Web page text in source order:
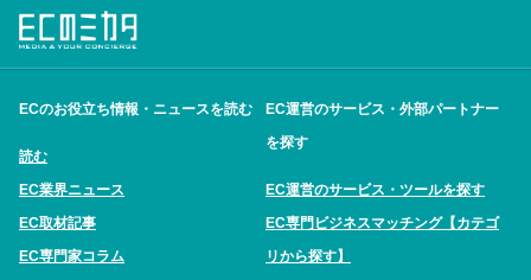
ECのお役立ち情報・ニュースを読む
読む
EC業界ニュース
EC取材記事
EC専門家コラム
EC運営のサービス・外部パートナー
を探す
EC運営のサービス・ツールを探す
EC専門ビジネスマッチング【カテゴ
リから探す】